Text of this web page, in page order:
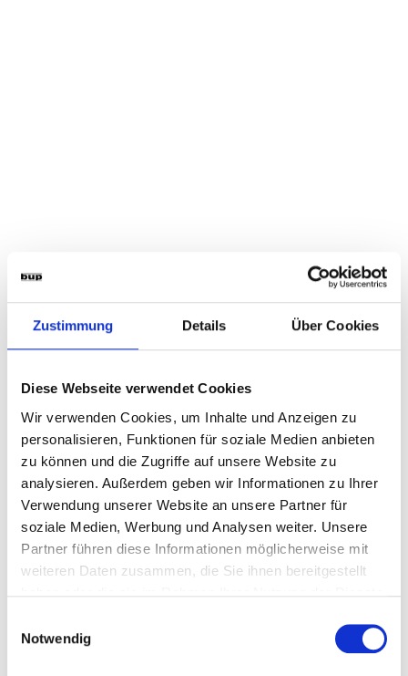
Zustimmung Details Über Cookies
Diese Webseite verwendet Cookies
Wir verwenden Cookies, um Inhalte und Anzeigen zu
personalisieren, Funktionen für soziale Medien anbieten
zu können und die Zugriffe auf unsere Website zu
analysieren. Außerdem geben wir Informationen zu Ihrer
Verwendung unserer Website an unsere Partner für
soziale Medien, Werbung und Analysen weiter. Unsere
Partner führen diese Informationen möglicherweise mit
weiteren Daten zusammen, die Sie ihnen bereitgestellt
Notwendig